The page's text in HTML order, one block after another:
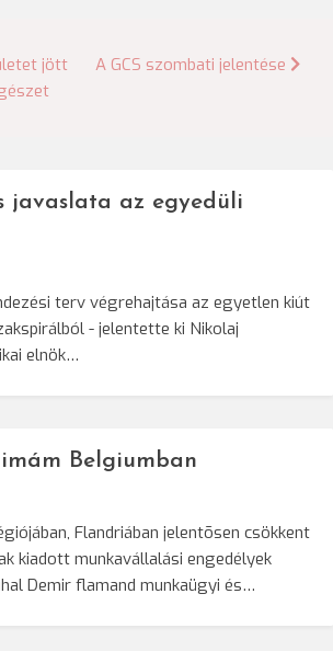
jött
A GCS szombati jelentése
javaslata az egyedüli
terv végrehajtása az egyetlen kiút
- jelentette ki Nikolaj
elnök…
imám Belgiumban
Flandriában jelentõsen csökkent
kiadott munkavállalási engedélyek
Demir flamand munkaügyi és…